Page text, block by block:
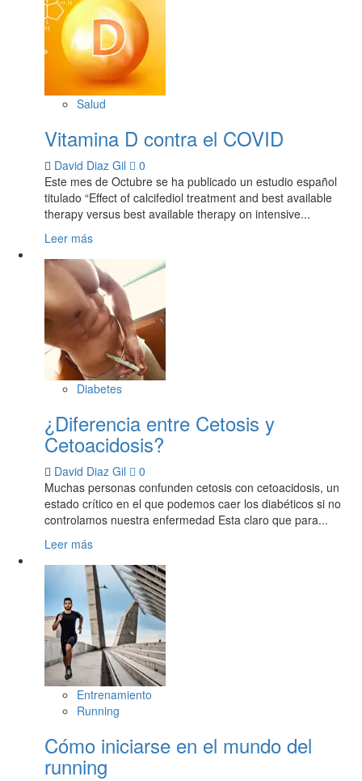
Salud
Vitamina D contra el COVID
David Diaz Gil
0
Este mes de Octubre se ha publicado un estudio español
titulado “Effect of calcifediol treatment and best available
therapy versus best available therapy on intensive...
Leer más
Diabetes
¿Diferencia entre Cetosis y
Cetoacidosis?
David Diaz Gil
0
Muchas personas confunden cetosis con cetoacidosis, un
estado crítico en el que podemos caer los diabéticos si no
controlamos nuestra enfermedad Esta claro que para...
Leer más
Entrenamiento
Running
Cómo iniciarse en el mundo del
running